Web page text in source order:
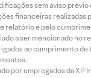
sem aviso
financeiras realizadas
e pelo
a ser mencionado no
ao cumprimento
por empregados da XP